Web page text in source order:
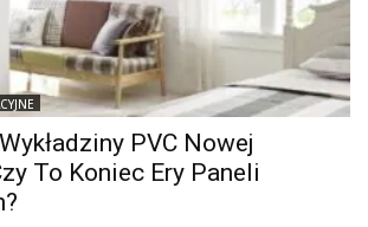
PVC Nowej
To Koniec Ery Paneli